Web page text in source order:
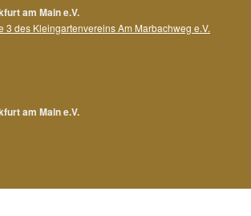
am Main e.V.
3 des Kleingartenvereins Am Marbachweg e.V.
am Main e.V.